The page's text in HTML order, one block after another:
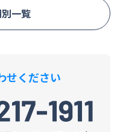
一覧
せください